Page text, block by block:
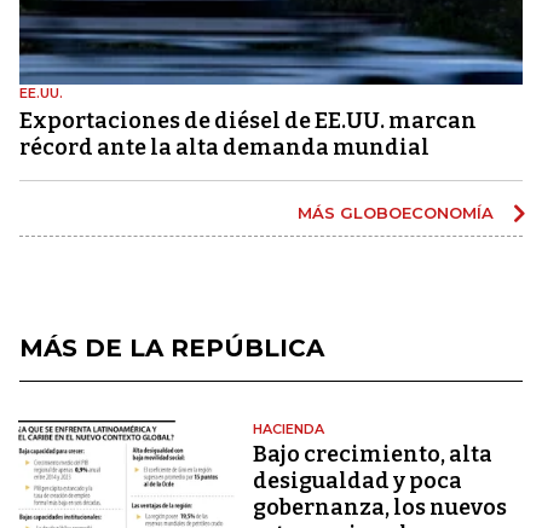
EE.UU.
Exportaciones de diésel de EE.UU. marcan
récord ante la alta demanda mundial
MÁS GLOBOECONOMÍA
MÁS DE LA REPÚBLICA
HACIENDA
Bajo crecimiento, alta
desigualdad y poca
gobernanza, los nuevos